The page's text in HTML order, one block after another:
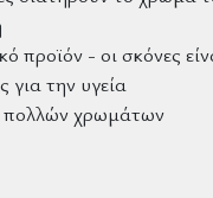
προϊόν - οι σκόνες
για την υγεία
πολλών χρωμάτων